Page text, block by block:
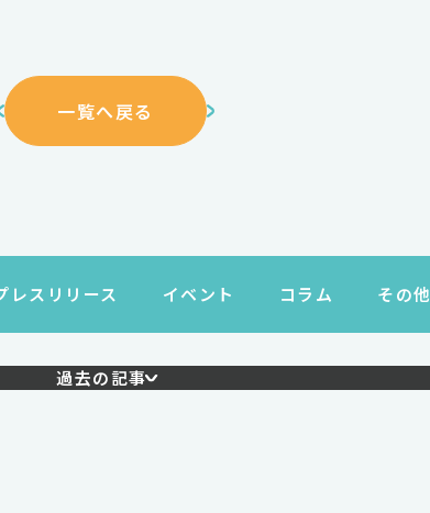
一覧へ戻る
レスリリース イベント コラム その他
過去の記事